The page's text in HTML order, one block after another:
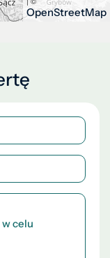
OpenStreetMap